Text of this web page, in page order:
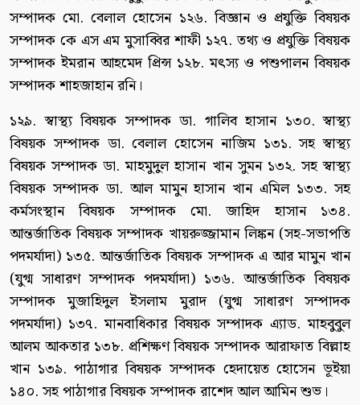
সম্পাদক মো. বেলাল হোসেন ১২৬. বিজ্ঞান ও প্রযুক্তি বিষয়ক
সম্পাদক কে এস এম মুসাব্বির শাফী ১২৭. তথ্য ও প্রযুক্তি বিষয়ক
সম্পাদক ইমরান আহমেদ প্রিন্স ১২৮. মৎস্য ও পশুপালন বিষয়ক
সম্পাদক শাহজাহান রনি।
১২৯. স্বাস্থ্য বিষয়ক সম্পাদক ডা. গালিব হাসান ১৩০. স্বাস্থ্য
বিষয়ক সম্পাদক ডা. বেলাল হোসেন নাজিম ১৩১. সহ স্বাস্থ্য
বিষয়ক সম্পাদক ডা. মাহমুদুল হাসান খান সুমন ১৩২. সহ স্বাস্থ্য
বিষয়ক সম্পাদক ডা. আল মামুন হাসান খান এমিল ১৩৩. সহ
কর্মসংস্থান বিষয়ক সম্পাদক মো. জাহিদ হাসান ১৩৪.
আন্তর্জাতিক বিষয়ক সম্পাদক খায়রুজ্জামান লিঙ্কন (সহ-সভাপতি
পদমর্যাদা) ১৩৫. আন্তর্জাতিক বিষয়ক সম্পাদক এ আর মামুন খান
(যুগ্ম সাধারণ সম্পাদক পদমর্যাদা) ১৩৬. আন্তর্জাতিক বিষয়ক
সম্পাদক মুজাহিদুল ইসলাম মুরাদ (যুগ্ম সাধারণ সম্পাদক
পদমর্যাদা) ১৩৭. মানবাধিকার বিষয়ক সম্পাদক এ্যাড. মাহবুবুল
আলম আকতার ১৩৮. প্রশিক্ষণ বিষয়ক সম্পাদক আরাফাত বিল্লাহ
খান ১৩৯. পাঠাগার বিষয়ক সম্পাদক হেদায়েত হোসেন ভূইয়া
১৪০. সহ পাঠাগার বিষয়ক সম্পাদক রাশেদ আল আমিন শুভ।